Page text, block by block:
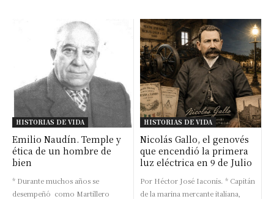
HISTORIAS DE VIDA
Emilio Naudín. Temple y
ética de un hombre de
bien
* Durante muchos años se
desempeñó como Martillero
HISTORIAS DE VIDA
Nicolás Gallo, el genovés
que encendió la primera
luz eléctrica en 9 de Julio
Por Héctor José Iaconis. * Capitán
de la marina mercante italiana,